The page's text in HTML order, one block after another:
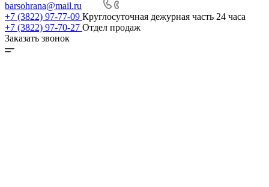
barsohrana@mail.ru
+7 (3822) 97-77-09 Круглосуточная дежурная часть 24 часа
+7 (3822) 97-70-27 Отдел продаж
Заказать звонок